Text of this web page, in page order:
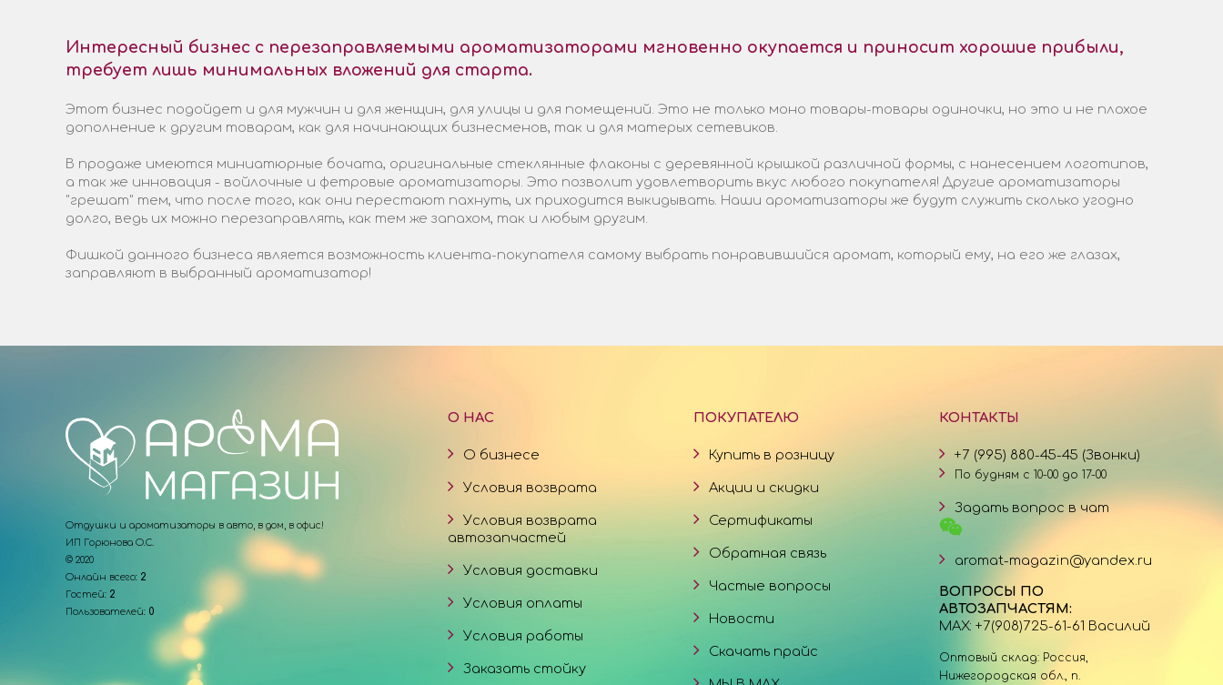
Интересный бизнес с перезаправляемыми ароматизаторами мгновенно окупается и приносит хорошие прибыли,
требует лишь минимальных вложений для старта.
Этот бизнес подойдет и для мужчин и для женщин, для улицы и для помещений. Это не только моно товары-товары одиночки, но это и не плохое
дополнение к другим товарам, как для начинающих бизнесменов, так и для матерых сетевиков.
В продаже имеются миниатюрные бочата, оригинальные стеклянные флаконы с деревянной крышкой различной формы, с нанесением логотипов,
а так же инновация - войлочные и фетровые ароматизаторы. Это позволит удовлетворить вкус любого покупателя! Другие ароматизаторы
"грешат" тем, что после того, как они перестают пахнуть, их приходится выкидывать. Наши ароматизаторы же будут служить сколько угодно
долго, ведь их можно перезаправлять, как тем же запахом, так и любым другим.
Фишкой данного бизнеса является возможность клиента-покупателя самому выбрать понравившийся аромат, который ему, на его же глазах,
заправляют в выбранный ароматизатор!
Отдушки и ароматизаторы в авто, в дом, в офис!
ИП Горюнова О.С.
© 2020
Онлайн всего: 2
Гостей: 2
Пользователей: 0
О НАС
О бизнесе
Условия возврата
Условия возврата
автозапчастей
Условия доставки
Условия оплаты
Условия работы
Заказать стойку
ПОКУПАТЕЛЮ
Купить в розницу
Акции и скидки
Сертификаты
Обратная связь
Частые вопросы
Новости
Скачать прайс
КОНТАКТЫ
+7 (995) 880-45-45 (Звонки)
По будням с 10-00 до 17-00
Задать вопрос в чат
aromat-magazin@yandex.ru
ВОПРОСЫ ПО
АВТОЗАПЧАСТЯМ:
MAX: +7(908)725-61-61 Василий
Оптовый склад: Россия,
Нижегородская обл., п.